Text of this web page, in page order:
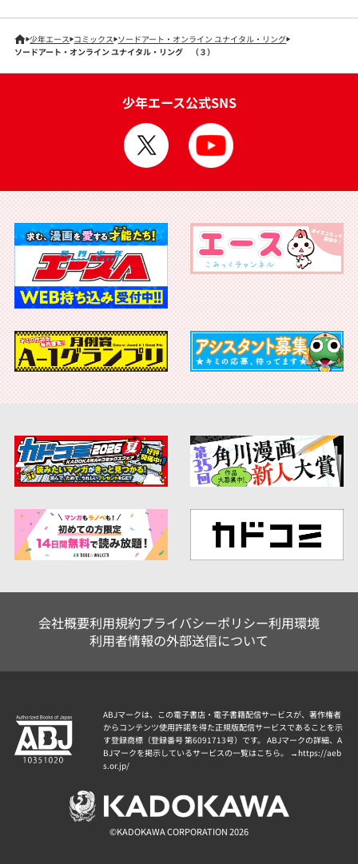
少年エース コミックス ソードアート・オンライン ユナイタル・リング
ソードアート・オンライン ユナイタル・リング （３）
少年エース公式SNS
会社概要利用規約プライバシーポリシー利用環境
利用者情報の外部送信について
ABJマークは、この電子書店・電子書籍配信サービスが、著作権者
からコンテンツ使用許諾を得た正規版配信サービスであることを示
す登録商標（登録番号 第6091713号）です。 ABJマークの詳細、A
BJマークを掲示しているサービスの一覧はこちら。 → https://aeb
s.or.jp/
©KADOKAWA CORPORATION 2026